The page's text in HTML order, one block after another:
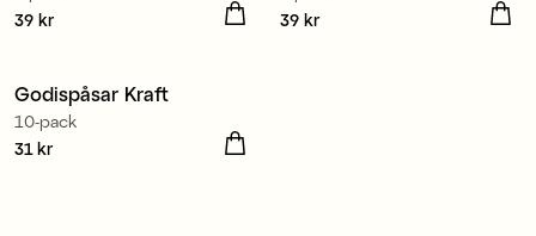
Pris:
39 kr Pris:
39 kr
Godispåsar Kraft
10-pack
Pris:
31 kr